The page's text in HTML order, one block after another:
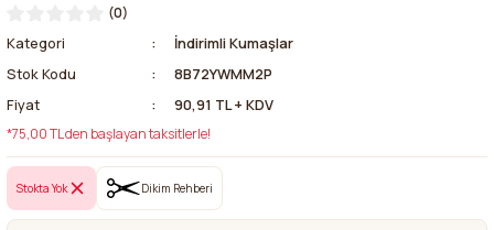
(0)
Kategori
İndirimli Kumaşlar
Stok Kodu
8B72YWMM2P
Fiyat
90,91 TL + KDV
*75,00 TL den başlayan taksitlerle!
Stokta Yok Dikim Rehberi